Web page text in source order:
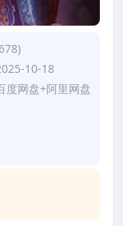
10-18
度网盘+阿里网盘